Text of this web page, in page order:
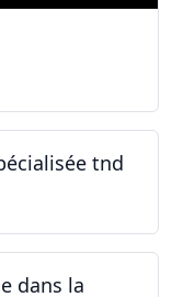
tnd
dans la